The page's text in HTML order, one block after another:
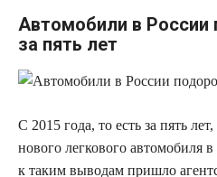
Автомобили в России
за пять лет
С 2015 года, то есть за пять
нового легкового автомобиля
к таким выводам пришло